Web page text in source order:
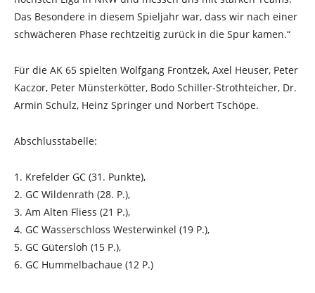
Das Besondere in diesem Spieljahr war, dass wir nach einer
schwächeren Phase rechtzeitig zurück in die Spur kamen.“
Für die AK 65 spielten Wolfgang Frontzek, Axel Heuser, Peter
Kaczor, Peter Münsterkötter, Bodo Schiller-Strothteicher, Dr.
Armin Schulz, Heinz Springer und Norbert Tschöpe.
Abschlusstabelle:
1. Krefelder GC (31. Punkte),
2. GC Wildenrath (28. P.),
3. Am Alten Fliess (21 P.),
4. GC Wasserschloss Westerwinkel (19 P.),
5. GC Gütersloh (15 P.),
6. GC Hummelbachaue (12 P.)